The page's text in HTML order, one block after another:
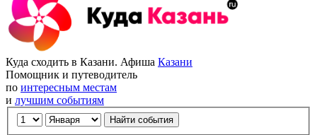
Куда сходить в Казани. Афиша Казани
Помощник и путеводитель
по интересным местам
и лучшим событиям